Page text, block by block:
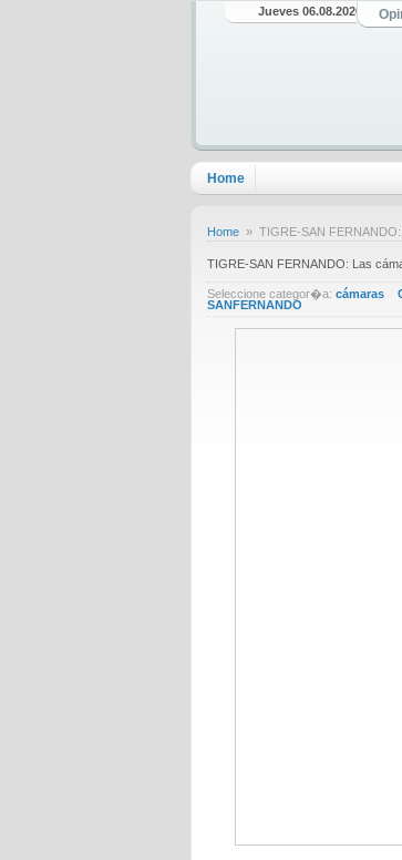
Jueves 06.08.2026
Home
Home » TIGRE-SAN
TIGRE-SAN FERNANDO: Las
Seleccione categor�a: cámaras
SANFERNANDO